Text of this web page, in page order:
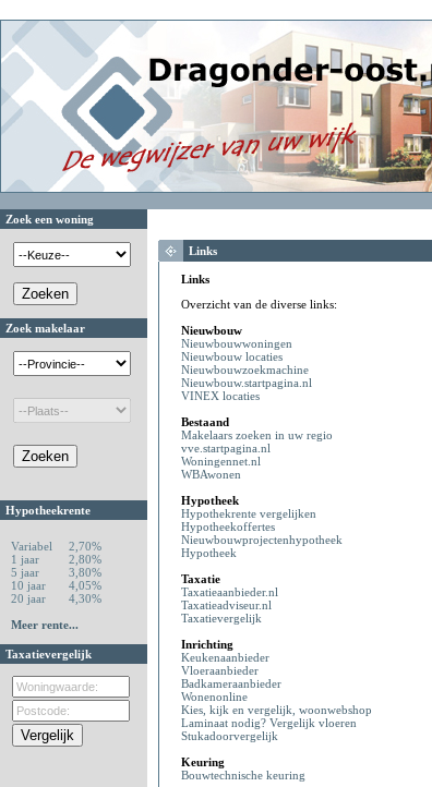
Zoek een woning
Zoek makelaar
Hypotheekrente
Variabel
2,70%
1 jaar
2,80%
5 jaar
3,80%
10 jaar
4,05%
20 jaar
4,30%
Meer rente...
Taxatievergelijk
Links
Links
Overzicht van de diverse links:
Nieuwbouw
Nieuwbouwwoningen
Nieuwbouw locaties
Nieuwbouwzoekmachine
Nieuwbouw.startpagina.nl
VINEX locaties
Bestaand
Makelaars zoeken in uw regio
vve.startpagina.nl
Woningennet.nl
WBAwonen
Hypotheek
Hypothekrente vergelijken
Hypotheekoffertes
Nieuwbouwprojectenhypotheek
Hypotheek
Taxatie
Taxatieaanbieder.nl
Taxatieadviseur.nl
Taxatievergelijk
Inrichting
Keukenaanbieder
Vloeraanbieder
Badkameraanbieder
Wonenonline
Kies, kijk en vergelijk, woonwebshop
Laminaat nodig? Vergelijk vloeren
Stukadoorvergelijk
Keuring
Bouwtechnische keuring